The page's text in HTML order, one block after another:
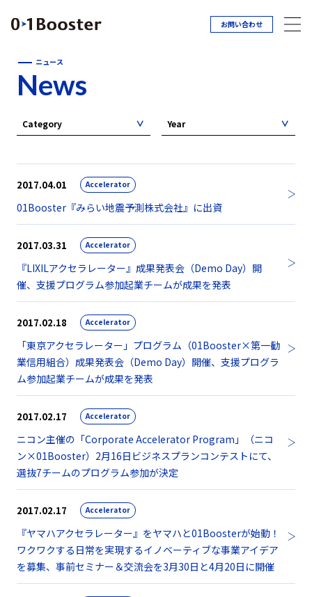
お問い合わせ
ニュース
News
Category Year
2017.04.01 Accelerator
01Booster『みらい地震予測株式会社』に出資
2017.03.31 Accelerator
『LIXILアクセラレーター』成果発表会（Demo Day）開
催、支援プログラム参加起業チームが成果を発表
2017.02.18 Accelerator
「東京アクセラレーター」プログラム（01Booster×第一勧
業信用組合）成果発表会（Demo Day）開催、支援プログラ
ム参加起業チームが成果を発表
2017.02.17 Accelerator
ニコン主催の「Corporate Accelerator Program」（ニコ
ン×01Booster）2月16日ビジネスプランコンテストにて、
選抜7チームのプログラム参加が決定
2017.02.17 Accelerator
『ヤマハアクセラレーター』をヤマハと01Boosterが始動！
ワクワクする日常を実現するイノベーティブな事業アイデア
を募集、事前セミナー＆交流会を3月30日と4月20日に開催